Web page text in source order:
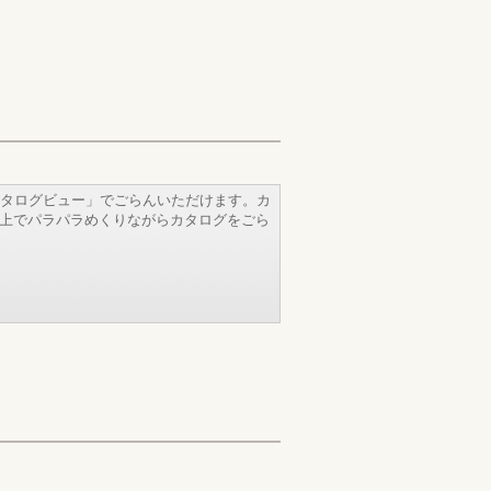
ログビュー」でごらんいただけます。カ
でパラパラめくりながらカタログをごら